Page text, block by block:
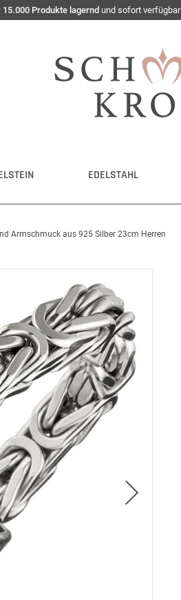
15.000 Produkte lagernd und sofort verfügbar
EDELSTAHL
Armschmuck aus 925 Silber 23cm Herren